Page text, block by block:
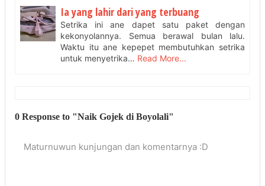
Ia yang lahir dari yang terbuang
Setrika ini ane dapet satu paket dengan
kekonyolannya. Semua berawal bulan lalu.
Waktu itu ane kepepet membutuhkan setrika
untuk menyetrika… Read More...
0 Response to "Naik Gojek di Boyolali"
Maturnuwun kunjungan dan komentarnya :D